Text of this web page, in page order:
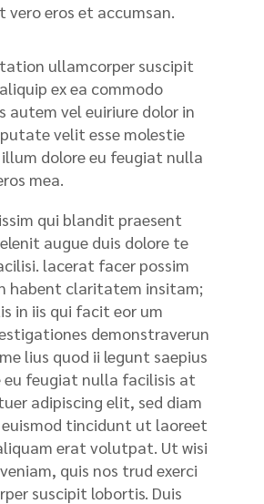
vero eros et accumsan.
ullamcorper suscipit
ex ea commodo
autem vel euiriure dolor in
velit esse molestie
dolore eu feugiat nulla
mea.
qui blandit praesent
augue duis dolore te
lacerat facer possim
habent claritatem insitam;
in iis qui facit eor um
demonstraverun
lius quod ii legunt saepius
eu feugiat nulla facilisis at
adipiscing elit, sed diam
tincidunt ut laoreet
erat volutpat. Ut wisi
quis nos trud exerci
suscipit lobortis. Duis